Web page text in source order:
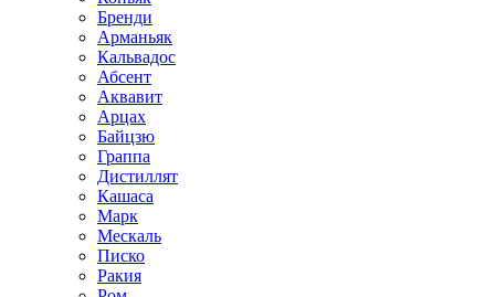
Бренди
Арманьяк
Кальвадос
Абсент
Аквавит
Арцах
Байцзю
Граппа
Дистиллят
Кашаса
Марк
Мескаль
Писко
Ракия